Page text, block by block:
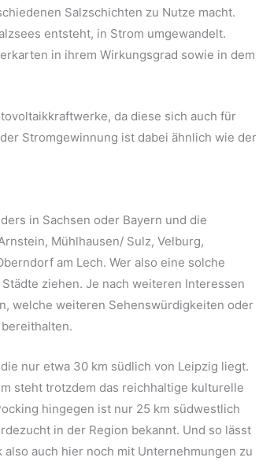
Salzschichten zu Nutze macht.
entsteht, in Strom umgewandelt.
in ihrem Wirkungsgrad sowie in dem
da diese sich auch für
Stromgewinnung ist dabei ähnlich wie der
in Sachsen oder Bayern und die
Mühlhausen/ Sulz, Velburg,
am Lech. Wer also eine solche
ziehen. Je nach weiteren Interessen
welche weiteren Sehenswürdigkeiten oder
nur etwa 30 km südlich von Leipzig liegt.
steht trotzdem das reichhaltige kulturelle
hingegen ist nur 25 km südwestlich
in der Region bekannt. Und so lässt
auch hier noch mit Unternehmungen zu